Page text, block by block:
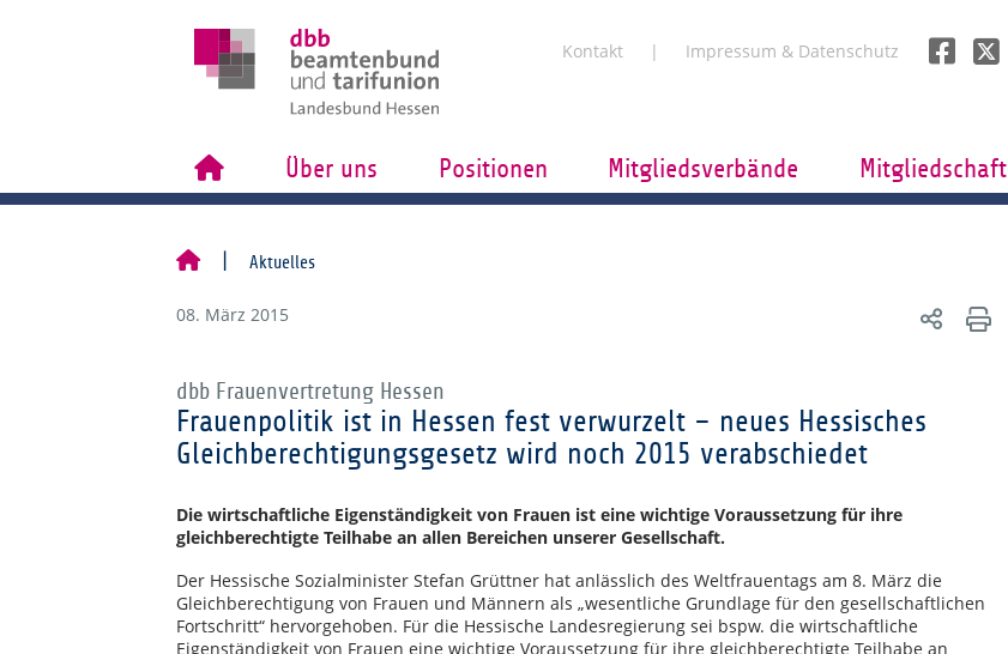
Kontakt Impressum & Datenschutz
Über uns Positionen Mitgliedsverbände Mitgliedschaft
Aktuelles
08. März 2015
dbb Frauenvertretung Hessen
Frauenpolitik ist in Hessen fest verwurzelt – neues Hessisches
Gleichberechtigungsgesetz wird noch 2015 verabschiedet
Die wirtschaftliche Eigenständigkeit von Frauen ist eine wichtige Voraussetzung für ihre
gleichberechtigte Teilhabe an allen Bereichen unserer Gesellschaft.
Der Hessische Sozialminister Stefan Grüttner hat anlässlich des Weltfrauentags am 8. März die
Gleichberechtigung von Frauen und Männern als „wesentliche Grundlage für den gesellschaftlichen
Fortschritt“ hervorgehoben. Für die Hessische Landesregierung sei bspw. die wirtschaftliche
Eigenständigkeit von Frauen eine wichtige Voraussetzung für ihre gleichberechtigte Teilhabe an